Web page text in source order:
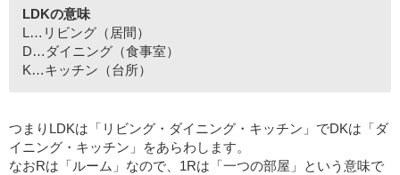
LDKの意味
L…リビング（居間）
D…ダイニング（食事室）
K…キッチン（台所）
つまりLDKは「リビング・ダイニング・キッチン」でDKは「ダ
イニング・キッチン」をあらわします。
なおRは「ルーム」なので、1Rは「一つの部屋」という意味で